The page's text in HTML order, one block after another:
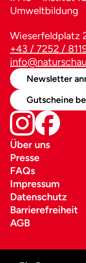
Umweltbildung
Wieserfeldplatz
+43 / 7252 /
Newsletter
Gutscheine
Über uns
Presse
FAQs
Impressum
Datenschutz
Barrierefreiheit
AGB